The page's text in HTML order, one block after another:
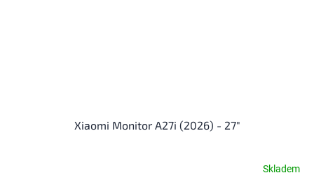
Xiaomi Monitor A27i (2026) - 27"
Skladem